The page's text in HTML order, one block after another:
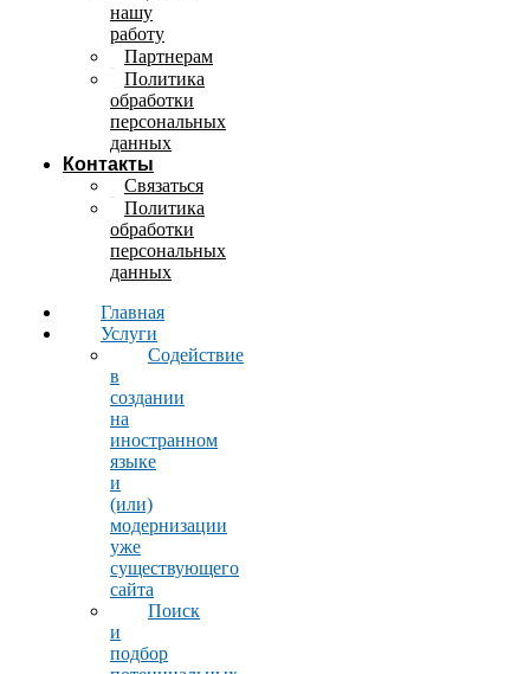
нашу
работу
Партнерам
Политика
обработки
персональных
данных
Контакты
Связаться
Политика
обработки
персональных
данных
Главная
Услуги
Содействие
в
создании
на
иностранном
языке
и
(или)
модернизации
уже
существующего
сайта
Поиск
и
подбор